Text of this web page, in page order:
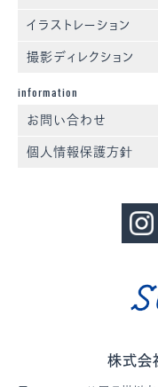
イラストレーション
撮影ディレクション
information
お問い合わせ
個人情報保護方針
株式会